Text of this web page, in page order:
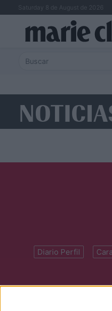
Saturday 8 de August de 2026
Diario Perfil